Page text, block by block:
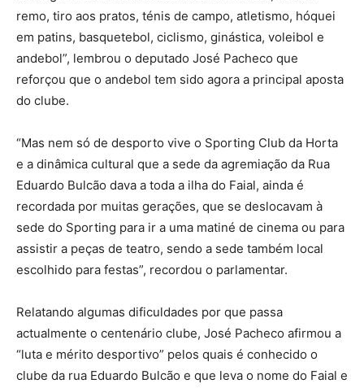
remo, tiro aos pratos, ténis de campo, atletismo, hóquei
em patins, basquetebol, ciclismo, ginástica, voleibol e
andebol”, lembrou o deputado José Pacheco que
reforçou que o andebol tem sido agora a principal aposta
do clube.
“Mas nem só de desporto vive o Sporting Club da Horta
e a dinâmica cultural que a sede da agremiação da Rua
Eduardo Bulcão dava a toda a ilha do Faial, ainda é
recordada por muitas gerações, que se deslocavam à
sede do Sporting para ir a uma matiné de cinema ou para
assistir a peças de teatro, sendo a sede também local
escolhido para festas”, recordou o parlamentar.
Relatando algumas dificuldades por que passa
actualmente o centenário clube, José Pacheco afirmou a
“luta e mérito desportivo” pelos quais é conhecido o
clube da rua Eduardo Bulcão e que leva o nome do Faial e